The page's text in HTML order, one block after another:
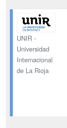
UNIR -
Universidad
Internacional
de La Rioja